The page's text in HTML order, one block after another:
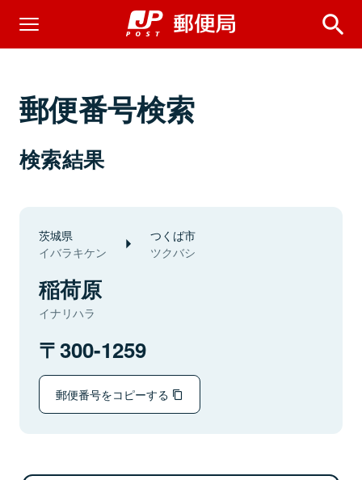
郵便番号検索
検索結果
茨城県
イバラキケン
つくば市
ツクバシ
稲荷原
イナリハラ
300-1259
郵便番号をコピーする